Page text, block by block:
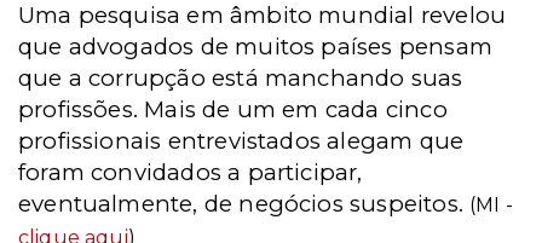
Uma pesquisa em âmbito mundial revelou
que advogados de muitos países pensam
que a corrupção está manchando suas
profissões. Mais de um em cada cinco
profissionais entrevistados alegam que
foram convidados a participar,
eventualmente, de negócios suspeitos. (MI -
clique aqui)